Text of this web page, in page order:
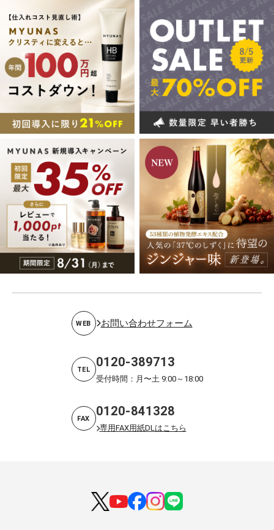
WEB お問い合わせフォーム
TEL 0120-389713
受付時間：月〜土 9:00～18:00
FAX 0120-841328
専用FAX用紙DLはこちら